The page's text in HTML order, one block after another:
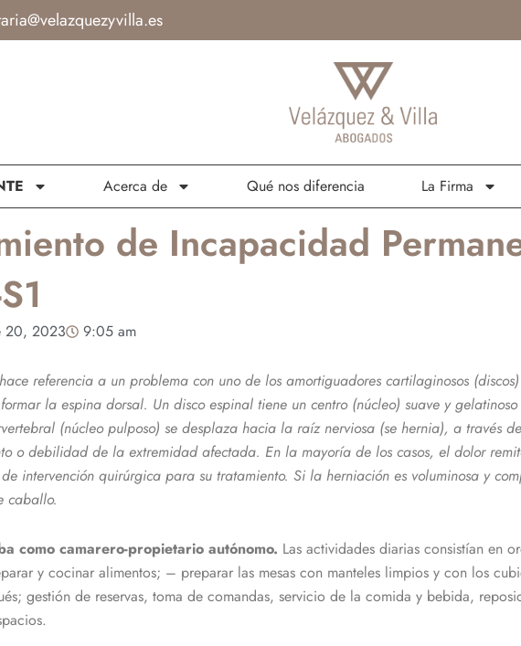
Acerca de Qué nos diferencia La Firma
de Incapacidad
20, 2023 9:05 am
referencia a un problema con uno de los amortiguadores cartilaginosos
la espina dorsal. Un disco espinal tiene un centro (núcleo) suave y
(núcleo pulposo) se desplaza hacia la raíz nerviosa (se hernia), a través
o debilidad de la extremidad afectada. En la mayoría de los casos, el dolor
intervención quirúrgica para su tratamiento. Si la herniación es voluminosa y
caballo.
como camarero-propietario autónomo. Las actividades diarias consistían en
y cocinar alimentos; – preparar las mesas con manteles limpios y con los
gestión de reservas, toma de comandas, servicio de la comida y bebida,